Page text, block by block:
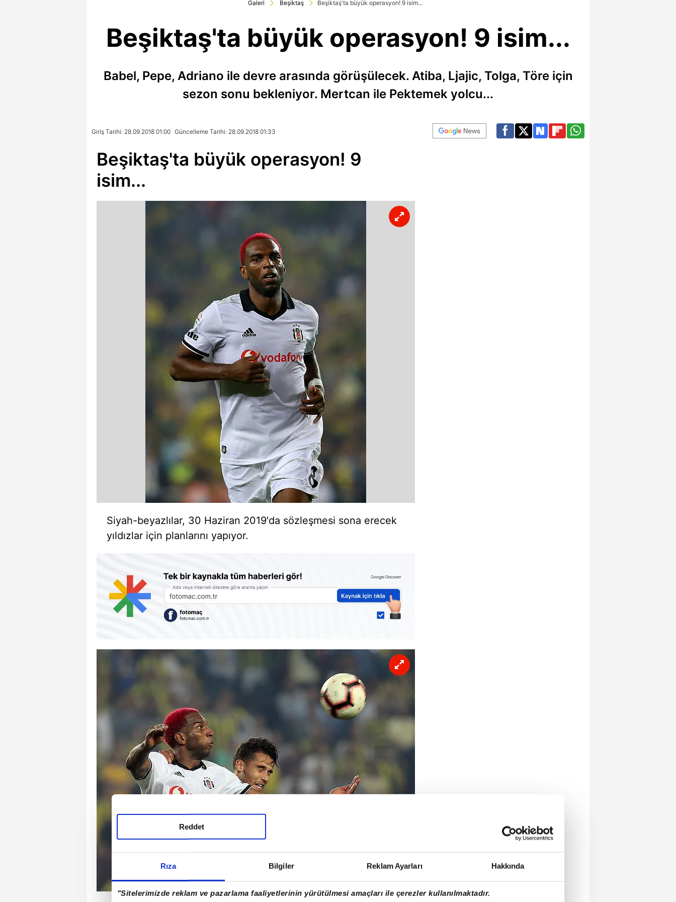
Rıza Bilgiler Reklam Ayarları Hakkında
"Sitelerimizde reklam ve pazarlama faaliyetlerinin yürütülmesi amaçları ile çerezler kullanılmaktadır.
Reddet
Galeri Beşiktaş Beşiktaş'ta büyük operasyon! 9 isim...
Beşiktaş'ta büyük operasyon! 9 isim...
Babel, Pepe, Adriano ile devre arasında görüşülecek. Atiba, Ljajic, Tolga, Töre için
sezon sonu bekleniyor. Mertcan ile Pektemek yolcu...
Giriş Tarihi: 28.09.2018 01:00 Güncelleme Tarihi: 28.09.2018 01:33
Beşiktaş'ta büyük operasyon! 9
isim...
Siyah-beyazlılar, 30 Haziran 2019'da sözleşmesi sona erecek
yıldızlar için planlarını yapıyor.